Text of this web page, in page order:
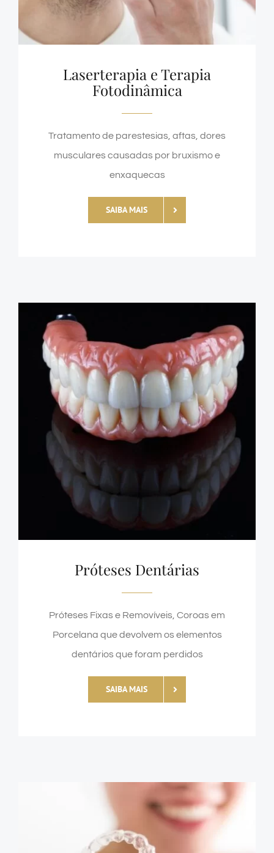
Laserterapia e Terapia
Fotodinâmica
Tratamento de parestesias, aftas, dores
musculares causadas por bruxismo e
enxaquecas
SAIBA MAIS
Próteses Dentárias
Próteses Fixas e Removíveis, Coroas em
Porcelana que devolvem os elementos
dentários que foram perdidos
SAIBA MAIS